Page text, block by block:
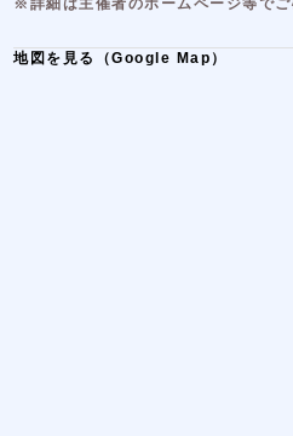
※詳細は主催者のホームページ等でご
地図を見る（Google Map）